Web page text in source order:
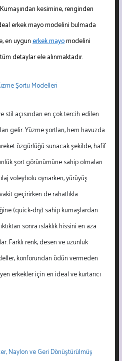
kesimine, renginden
erkek mayo modelini bulmada
en uygunerkek mayomodelini
detaylar ele alınmaktadır.
Şortu Modelleri
stil açısından en çok tercih edilen
gelir. Yüzme şortları, hem havuzda
özgürlüğü sunacak şekilde, hafif
şort görünümüne sahip olmaları
voleybolu oynarken, yürüyüş
geçirirken de rahatlıkla
(quick-dry) sahip kumaşlardan
sonra ıslaklık hissini en aza
Farklı renk, desen ve uzunluk
konforundan ödün vermeden
erkekler için en ideal ve kurtarıcı
Naylon ve Geri Dönüştürülmüş